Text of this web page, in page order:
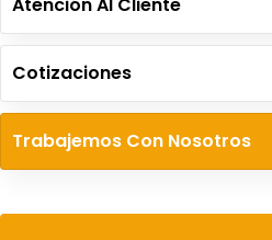
Cotizaciones
Trabajemos Con Nosotros